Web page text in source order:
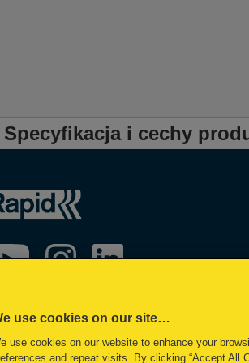
Specyfikacja i cechy
use cookies on our site…
use cookies on our website to enhance your
and repeat visits. By clicking “Accept All